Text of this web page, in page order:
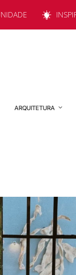
ARQUITETURA